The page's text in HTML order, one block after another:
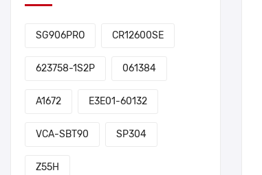
SG906PRO CR12600SE
623758-1S2P 061384
A1672 E3E01-60132
VCA-SBT90 SP304
Z55H